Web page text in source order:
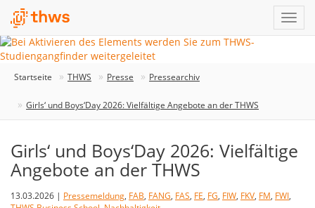
Startseite THWS Presse Pressearchiv
Girls‘ und Boys‘Day 2026: Vielfältige Angebote an der THWS
Girls‘ und Boys‘Day 2026: Vielfältige
Angebote an der THWS
13.03.2026 | Pressemeldung, FAB, FANG, FAS, FE, FG, FIW, FKV, FM, FWI,